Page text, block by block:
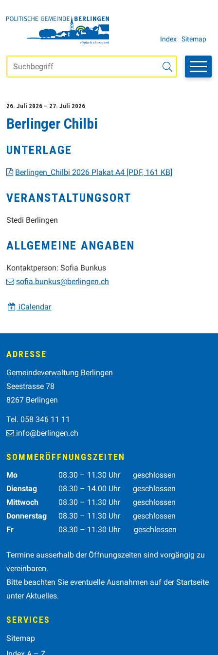
Index Sitemap
Suchbegriff
Suche starten
Berlinger Chilbi
26. Juli 2026 – 27. Juli 2026
UNTERLAGE
Berlingen_Chilbi 2026 Plakat A4 [PDF, 161 KB]
VERANSTALTUNGSORT
Stedi Berlingen
ALLGEMEINE ANGABEN
Kontaktperson: Sofia Bunkus
sofia.bunkus@berlingen.ch
iCalendar
Footer
ADRESSE
Gemeindeverwaltung Berlingen
Seestrasse 78
8267 Berlingen
Tel. 058 346 11 11
info@berlingen.ch
SOMMERÖFFNUNGSZEITEN
Wochentag Vormittag Nachmittag
Mo 08.30 – 11.30 Uhr
geschlossen
Dienstag
08.30 – 14.00 Uhr
geschlossen
Mittwoch
08.30 – 11.30 Uhr
geschlossen
Donnerstag
08.30 – 11.30 Uhr
geschlossen
Fr
08.30 – 11.30 Uhr geschlossen
Termine ausserhalb der Öffnungszeiten sind vorgängig zu
vereinbaren.
Bitte beachten Sie eventuelle Ausnahmen auf der Startseite
unter Aktuelles.
SERVICES
Sitemap